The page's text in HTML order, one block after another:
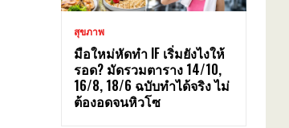
สุขภาพ
มือใหม่หัดทำ IF เริ่มยังไงให้
รอด? มัดรวมตาราง 14/10,
16/8, 18/6 ฉบับทำได้จริง ไม่
ต้องอดจนหิวโซ